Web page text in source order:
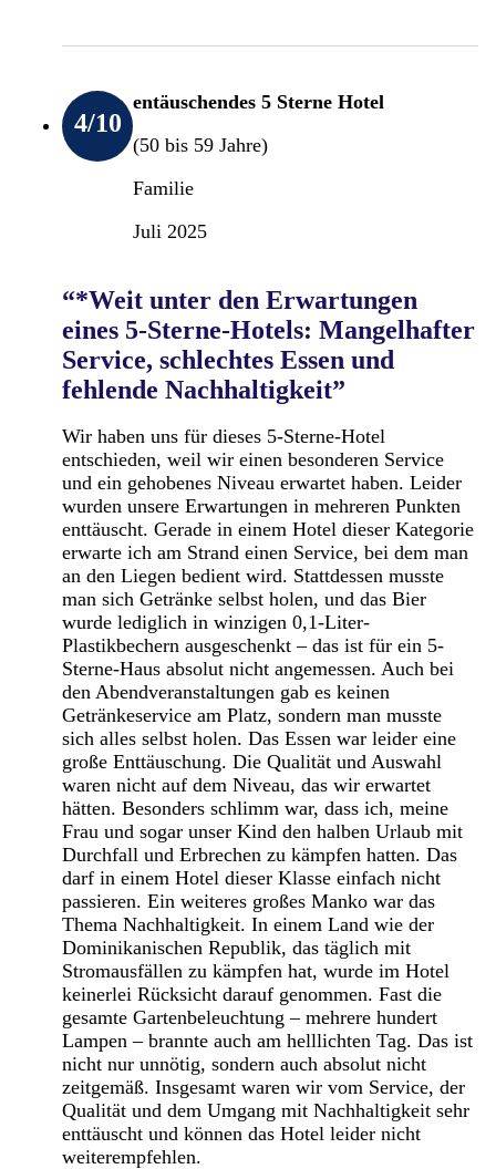
4/10
entäuschendes 5 Sterne Hotel
(50 bis 59 Jahre)
Familie
Juli 2025
“*Weit unter den Erwartungen
eines 5-Sterne-Hotels: Mangelhafter
Service, schlechtes Essen und
fehlende Nachhaltigkeit”
Wir haben uns für dieses 5-Sterne-Hotel
entschieden, weil wir einen besonderen Service
und ein gehobenes Niveau erwartet haben. Leider
wurden unsere Erwartungen in mehreren Punkten
enttäuscht. Gerade in einem Hotel dieser Kategorie
erwarte ich am Strand einen Service, bei dem man
an den Liegen bedient wird. Stattdessen musste
man sich Getränke selbst holen, und das Bier
wurde lediglich in winzigen 0,1-Liter-
Plastikbechern ausgeschenkt – das ist für ein 5-
Sterne-Haus absolut nicht angemessen. Auch bei
den Abendveranstaltungen gab es keinen
Getränkeservice am Platz, sondern man musste
sich alles selbst holen. Das Essen war leider eine
große Enttäuschung. Die Qualität und Auswahl
waren nicht auf dem Niveau, das wir erwartet
hätten. Besonders schlimm war, dass ich, meine
Frau und sogar unser Kind den halben Urlaub mit
Durchfall und Erbrechen zu kämpfen hatten. Das
darf in einem Hotel dieser Klasse einfach nicht
passieren. Ein weiteres großes Manko war das
Thema Nachhaltigkeit. In einem Land wie der
Dominikanischen Republik, das täglich mit
Stromausfällen zu kämpfen hat, wurde im Hotel
keinerlei Rücksicht darauf genommen. Fast die
gesamte Gartenbeleuchtung – mehrere hundert
Lampen – brannte auch am helllichten Tag. Das ist
nicht nur unnötig, sondern auch absolut nicht
zeitgemäß. Insgesamt waren wir vom Service, der
Qualität und dem Umgang mit Nachhaltigkeit sehr
enttäuscht und können das Hotel leider nicht
weiterempfehlen.